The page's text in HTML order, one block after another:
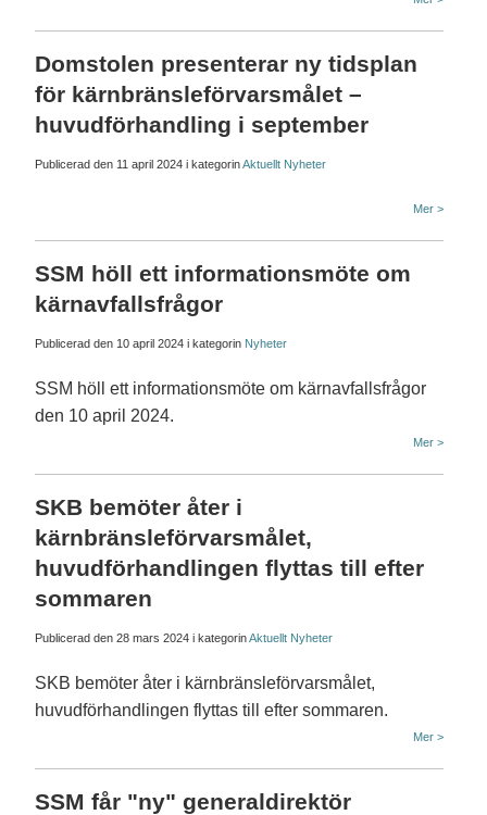
Domstolen presenterar ny tidsplan
för kärnbränsleförvarsmålet –
huvudförhandling i september
Publicerad den 11 april 2024 i kategorinAktuellt Nyheter
Mer >
SSM höll ett informationsmöte om
kärnavfallsfrågor
Publicerad den 10 april 2024 i kategorin Nyheter
SSM höll ett informationsmöte om kärnavfallsfrågor
den 10 april 2024.
Mer >
SKB bemöter åter i
kärnbränsleförvarsmålet,
huvudförhandlingen flyttas till efter
sommaren
Publicerad den 28 mars 2024 i kategorinAktuellt Nyheter
SKB bemöter åter i kärnbränsleförvarsmålet,
huvudförhandlingen flyttas till efter sommaren.
Mer >
SSM får "ny" generaldirektör